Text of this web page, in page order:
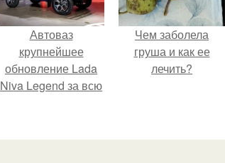
Автоваз
крупнейшее
обновление Lada
Niva Legend за всю
Чем заболела
груша и как ее
лечить?